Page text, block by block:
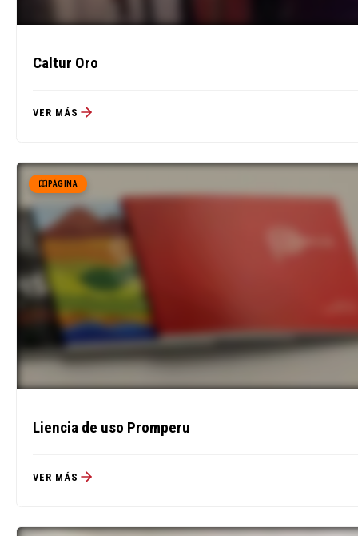
Caltur Oro
VER MÁS
PÁGINA
Liencia de uso Promperu
VER MÁS